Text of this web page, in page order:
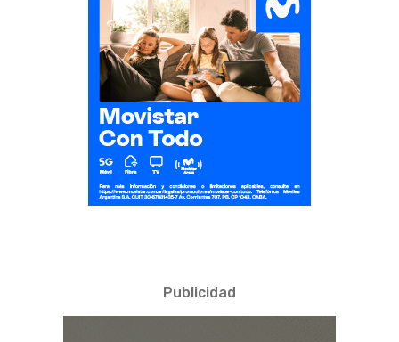
Publicidad